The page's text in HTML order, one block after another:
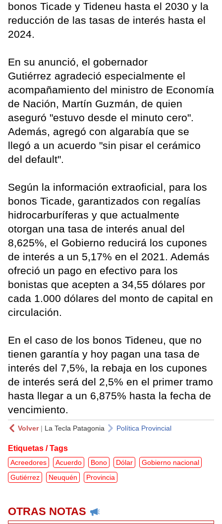
bonos Ticade y Tideneu hasta el 2030 y la
reducción de las tasas de interés hasta el
2024.
En su anunció, el gobernador
Gutiérrez agradeció especialmente el
acompañamiento del ministro de Economía
de Nación, Martín Guzmán, de quien
aseguró "estuvo desde el minuto cero".
Además, agregó con algarabía que se
llegó a un acuerdo "sin pisar el cerámico
del default".
Según la información extraoficial, para los
bonos Ticade, garantizados con regalías
hidrocarburíferas y que actualmente
otorgan una tasa de interés anual del
8,625%, el Gobierno reducirá los cupones
de interés a un 5,17% en el 2021. Además
ofreció un pago en efectivo para los
bonistas que acepten a 34,55 dólares por
cada 1.000 dólares del monto de capital en
circulación.
En el caso de los bonos Tideneu, que no
tienen garantía y hoy pagan una tasa de
interés del 7,5%, la rebaja en los cupones
de interés será del 2,5% en el primer tramo
hasta llegar a un 6,875% hasta la fecha de
vencimiento.
Volver| La Tecla Patagonia Política Provincial
Etiquetas / Tags
Acreedores Acuerdo Bono Dólar
Gobierno nacional
Gutiérrez
Neuquén Provincia
OTRAS NOTAS